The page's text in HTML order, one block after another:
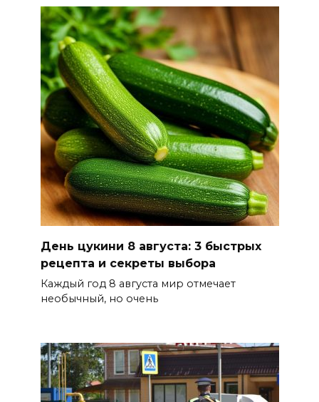
Новороссийске
08 августа 2026 10:40
В Ростовской области
ликвидировали 16
техногенных пожаров и 30
возгораний растительности
08 августа 2026 10:35
В Ростовской области
объявили штормовое
предупреждение из-за
высокого риска пожаров
вражеские БПЛА
08 августа 2026 09:29
День цукини 8 августа: 3 быстрых
рецепта и секреты выбора
Каждый год 8 августа мир отмечает
необычный, но очень